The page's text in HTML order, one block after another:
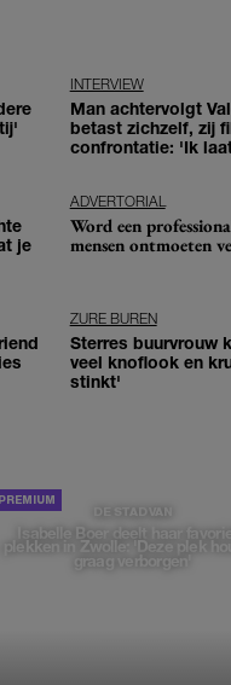
INTERVIEW
Man achtervolgt
betast zichzelf, zij
confrontatie: 'Ik
je
ADVERTORIAL
Word een
mensen ontmoeten
ZURE BUREN
Sterres buurvrouw
veel knoflook en
stinkt'
DE STAD VAN
Isabelle Boer deelt haar
plekken in Zwolle: 'Deze plek
graag verborgen'